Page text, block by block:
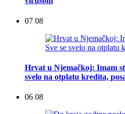
07 08
Hrvat u Njemačkoj: Imam
svelo na otplatu kredita,
06 08